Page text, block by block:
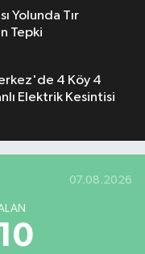
Yolunda Tır
Tepki
4 Köy 4
Elektrik Kesintisi
07.08.2026